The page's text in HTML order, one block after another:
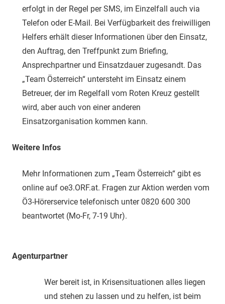
erfolgt in der Regel per SMS, im Einzelfall auch via
Telefon oder E-Mail. Bei Verfügbarkeit des freiwilligen
Helfers erhält dieser Informationen über den Einsatz,
den Auftrag, den Treffpunkt zum Briefing,
Ansprechpartner und Einsatzdauer zugesandt. Das
„Team Österreich“ untersteht im Einsatz einem
Betreuer, der im Regelfall vom Roten Kreuz gestellt
wird, aber auch von einer anderen
Einsatzorganisation kommen kann.
Weitere Infos
Mehr Informationen zum „Team Österreich“ gibt es
online auf oe3.ORF.at. Fragen zur Aktion werden vom
Ö3-Hörerservice telefonisch unter 0820 600 300
beantwortet (Mo-Fr, 7-19 Uhr).
Agenturpartner
Wer bereit ist, in Krisensituationen alles liegen
und stehen zu lassen und zu helfen, ist beim